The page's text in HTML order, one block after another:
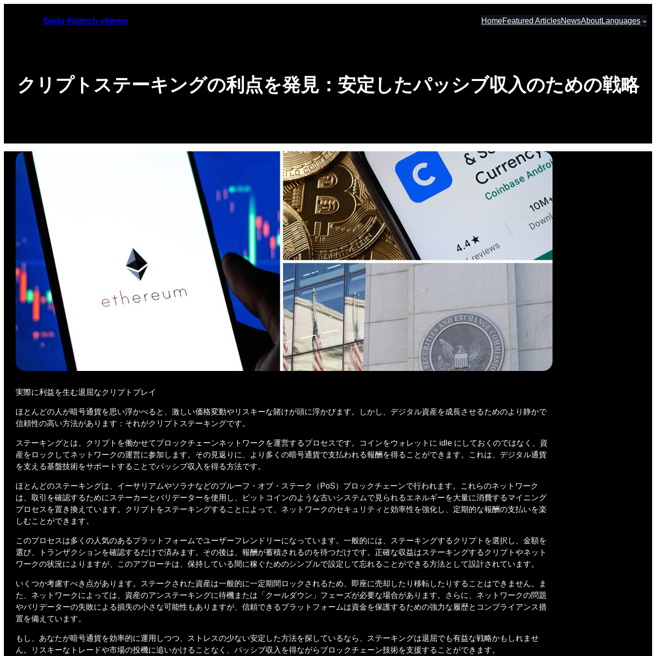
Daily Fintech eNews HomeFeatured ArticlesNewsAboutLanguages
クリプトステーキングの利点を発見：安定したパッシブ収入のための戦略
実際に利益を生む退屈なクリプトプレイ
ほとんどの人が暗号通貨を思い浮かべると、激しい価格変動やリスキーな賭けが頭に浮かびます。しかし、デジタル資産を成長させるためのより静かで
信頼性の高い方法があります：それがクリプトステーキングです。
ステーキングとは、クリプトを働かせてブロックチェーンネットワークを運営するプロセスです。コインをウォレットに idle にしておくのではなく、資
産をロックしてネットワークの運営に参加します。その見返りに、より多くの暗号通貨で支払われる報酬を得ることができます。これは、デジタル通貨
を支える基盤技術をサポートすることでパッシブ収入を得る方法です。
ほとんどのステーキングは、イーサリアムやソラナなどのプルーフ・オブ・ステーク（PoS）ブロックチェーンで行われます。これらのネットワーク
は、取引を確認するためにステーカーとバリデーターを使用し、ビットコインのような古いシステムで見られるエネルギーを大量に消費するマイニング
プロセスを置き換えています。クリプトをステーキングすることによって、ネットワークのセキュリティと効率性を強化し、定期的な報酬の支払いを楽
しむことができます。
このプロセスは多くの人気のあるプラットフォームでユーザーフレンドリーになっています。一般的には、ステーキングするクリプトを選択し、金額を
選び、トランザクションを確認するだけで済みます。その後は、報酬が蓄積されるのを待つだけです。正確な収益はステーキングするクリプトやネット
ワークの状況によりますが、このアプローチは、保持している間に稼ぐためのシンプルで設定して忘れることができる方法として設計されています。
いくつか考慮すべき点があります。ステークされた資産は一般的に一定期間ロックされるため、即座に売却したり移転したりすることはできません。ま
た、ネットワークによっては、資産のアンステーキングに待機または「クールダウン」フェーズが必要な場合があります。さらに、ネットワークの問題
やバリデーターの失敗による損失の小さな可能性もありますが、信頼できるプラットフォームは資金を保護するための強力な履歴とコンプライアンス措
置を備えています。
もし、あなたが暗号通貨を効率的に運用しつつ、ストレスの少ない安定した方法を探しているなら、ステーキングは退屈でも有益な戦略かもしれませ
ん。リスキーなトレードや市場の投機に追いかけることなく、パッシブ収入を得ながらブロックチェーン技術を支援することができます。